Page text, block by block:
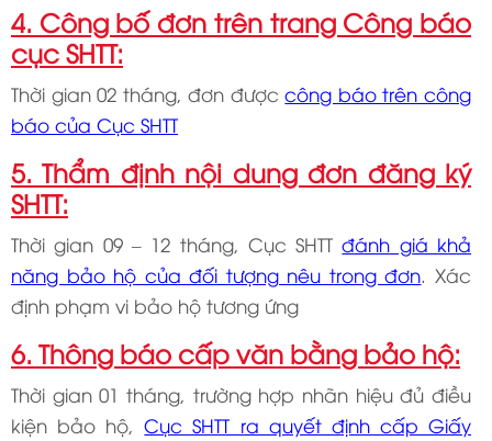
4. Công bố đơn trên trang Công báo
cục SHTT:
Thời gian 02 tháng, đơn đượccông báo trên công
báo của Cục SHTT
5. Thẩm định nội dung đơn đăng ký
SHTT:
Thời gian 09 – 12 tháng, Cục SHTTđánh giá khả
năng bảo hộ của đối tượng nêu trong đơn . Xác
định phạm vi bảo hộ tương ứng
6. Thông báo cấp văn bằng bảo hộ:
Thời gian 01 tháng, trường hợp nhãn hiệu đủ điều
kiện bảo hộ,Cục SHTT ra quyết định cấp Giấy